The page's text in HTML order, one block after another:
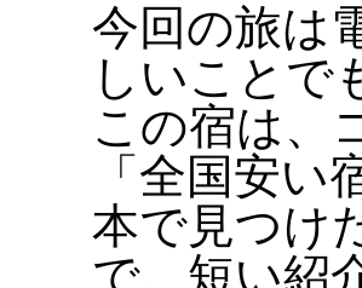
今回の旅は
しいことで
この宿は、
「全国安
本で見つけ
で、短い紹